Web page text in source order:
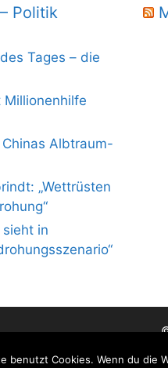
Politik
Tages – die
Millionenhilfe
Chinas Albtraum-
„Wettrüsten
in
benutzt Cookies. Wenn du die